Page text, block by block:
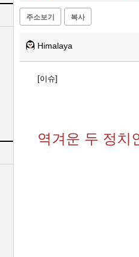
주소보기 복사
Himalaya
[이슈]
역겨운 두 정치